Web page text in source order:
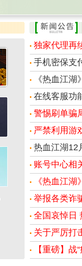
独家代理再
手机密保支
《热血江
在线客服功
警惕刷单骗
严禁利用
热血江湖
账号中心相
《热血江
举报各类诈
全国哀悼日
关于严厉打
【重磅】